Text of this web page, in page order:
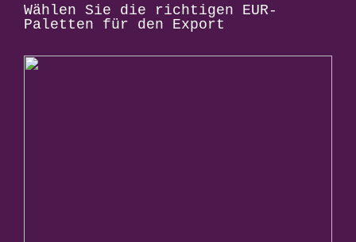
Wählen Sie die richtigen EUR-
Paletten für den Export